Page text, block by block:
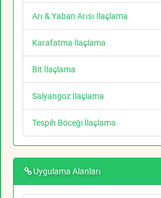
Arı & Yaban Arısı İlaçlama
Karafatma İlaçlama
Bit İlaçlama
Salyangoz İlaçlama
Tespih Böceği İlaçlama
Uygulama Alanları